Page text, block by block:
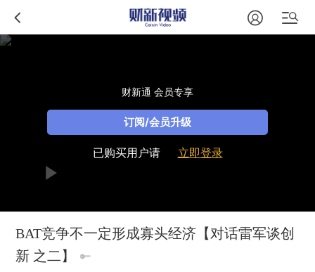
财新通 会员专享
订阅/会员升级
已购买用户请 立即登录
BAT竞争不一定形成寡头经济【对话雷军谈创
新 之二】